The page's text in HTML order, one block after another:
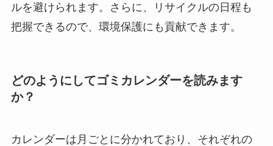
ルを避けられます。さらに、リサイクルの日程も
把握できるので、環境保護にも貢献できます。
どのようにしてゴミカレンダーを読みます
か？
カレンダーは月ごとに分かれており、それぞれの